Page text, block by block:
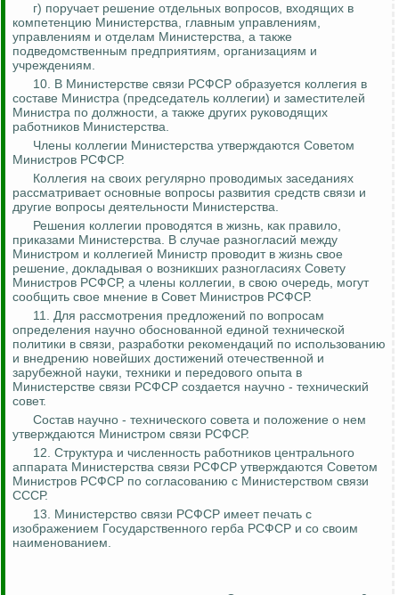
г) поручает решение отдельных вопросов, входящих в
компетенцию Министерства, главным управлениям,
управлениям и отделам Министерства, а также
подведомственным предприятиям, организациям и
учреждениям.
10. В Министерстве связи РСФСР образуется коллегия в
составе Министра (председатель коллегии) и заместителей
Министра по должности, а также других руководящих
работников Министерства.
Члены коллегии Министерства утверждаются Советом
Министров РСФСР.
Коллегия на своих регулярно проводимых заседаниях
рассматривает основные вопросы развития средств связи и
другие вопросы деятельности Министерства.
Решения коллегии проводятся в жизнь, как правило,
приказами Министерства. В случае разногласий между
Министром и коллегией Министр проводит в жизнь свое
решение, докладывая о возникших разногласиях Совету
Министров РСФСР, а члены коллегии, в свою очередь, могут
сообщить свое мнение в Совет Министров РСФСР.
11. Для рассмотрения предложений по вопросам
определения научно обоснованной единой технической
политики в связи, разработки рекомендаций по использованию
и внедрению новейших достижений отечественной и
зарубежной науки, техники и передового опыта в
Министерстве связи РСФСР создается научно - технический
совет.
Состав научно - технического совета и положение о нем
утверждаются Министром связи РСФСР.
12. Структура и численность работников центрального
аппарата Министерства связи РСФСР утверждаются Советом
Министров РСФСР по согласованию с Министерством связи
СССР.
13. Министерство связи РСФСР имеет печать с
изображением Государственного герба РСФСР и со своим
наименованием.